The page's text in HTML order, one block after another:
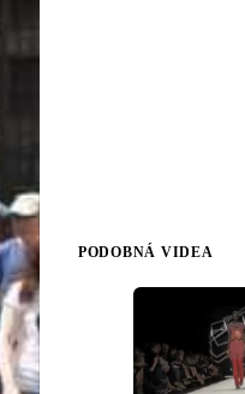
PODOBNÁ VIDEA